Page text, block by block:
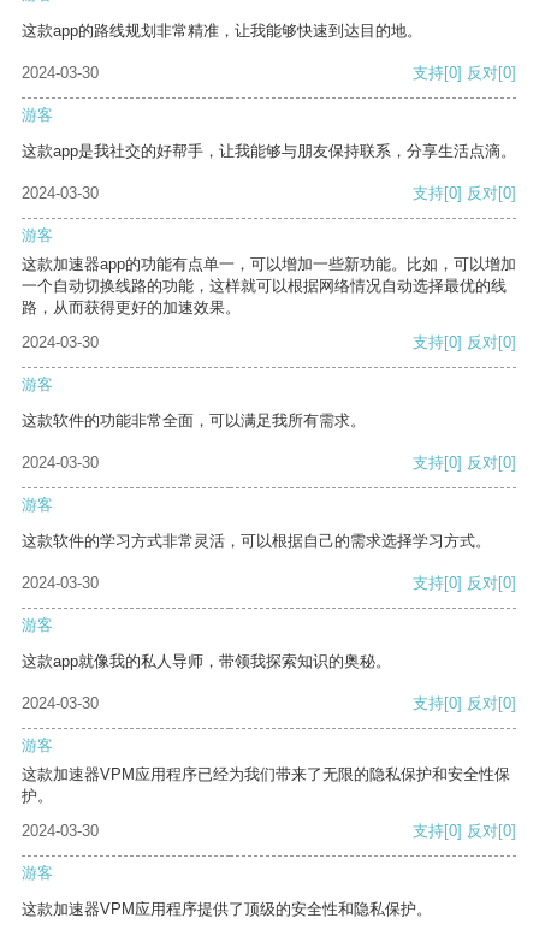
这款app的路线规划非常精准，让我能够快速到达目的地。
2024-03-30 支持[0] 反对[0]
游客
这款app是我社交的好帮手，让我能够与朋友保持联系，分享生活点滴。
2024-03-30 支持[0] 反对[0]
游客
这款加速器app的功能有点单一，可以增加一些新功能。比如，可以增加
一个自动切换线路的功能，这样就可以根据网络情况自动选择最优的线
路，从而获得更好的加速效果。
2024-03-30
支持[0] 反对[0]
游客
这款软件的功能非常全面，可以满足我所有需求。
2024-03-30 支持[0] 反对[0]
游客
这款软件的学习方式非常灵活，可以根据自己的需求选择学习方式。
2024-03-30 支持[0] 反对[0]
游客
这款app就像我的私人导师，带领我探索知识的奥秘。
2024-03-30 支持[0] 反对[0]
游客
这款加速器VPM应用程序已经为我们带来了无限的隐私保护和安全性保
护。
2024-03-30
支持[0] 反对[0]
游客
这款加速器VPM应用程序提供了顶级的安全性和隐私保护。